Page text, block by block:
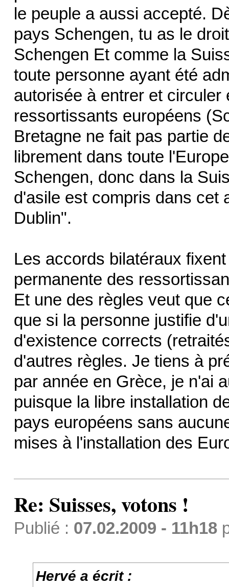
le peuple a aussi accepté.
pays Schengen, tu as le
Schengen Et comme la
toute personne ayant été
autorisée à entrer et
ressortissants européens
Bretagne ne fait pas partie
librement dans toute
Schengen, donc dans la
d'asile est compris dans cet
Dublin".
Les accords bilatéraux
permanente des
Et une des règles veut que
que si la personne justifie
d'existence corrects
d'autres règles. Je tiens à
par année en Grèce, je n'ai
puisque la libre installation
pays européens sans
mises à l'installation des
Re: Suisses, votons !
Publié : 07.02.2009 - 11h18
Hervé a écrit :